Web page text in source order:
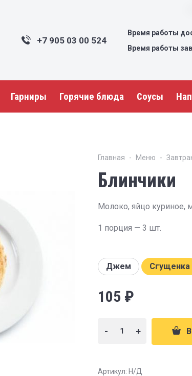
+7 905 03 00 524
Время работы
Время работы
Гарниры Горячие блюда Соусы
Главная Меню
Блинчики
Молоко, яйцо куриное,
1 порция — 3 шт.
Джем Сгущенка
105 ₽
- +
Артикул: Н/Д